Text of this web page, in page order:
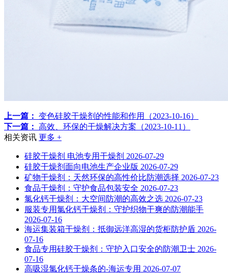
上一篇： 变色硅胶干燥剂的性能和作用（2023-10-16）
下一篇： 高效、环保的干燥解决方案（2023-10-11）
相关资讯 更多 +
硅胶干燥剂 电池专用干燥剂 2026-07-29
硅胶干燥剂面向电池生产企业版 2026-07-29
矿物干燥剂：天然环保的高性价比防潮选择 2026-07-23
食品干燥剂：守护食品包装安全 2026-07-23
氯化钙干燥剂：大空间防潮的高效之选 2026-07-23
服装专用氯化钙干燥剂：守护织物干爽的防潮能手
2026-07-16
海运集装箱干燥剂：抵御远洋高湿的货柜防护盾 2026-
07-16
食品专用硅胶干燥剂：守护入口安全的防潮卫士 2026-
07-16
高吸湿氯化钙干燥条的-海运专用 2026-07-07